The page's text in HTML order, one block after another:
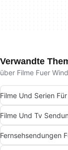
Verwandte
über Filme Fuer
Filme Und Serien
Fernsehsendungen